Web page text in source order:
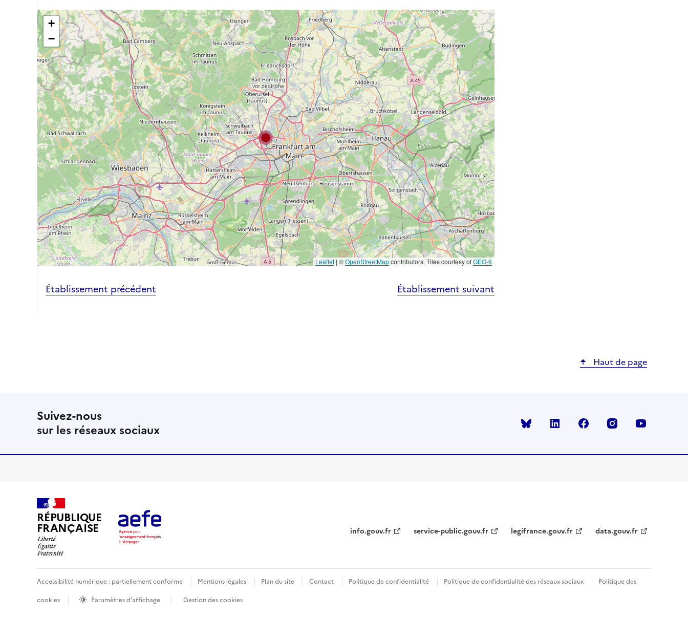
+
−
Leaflet | ©OpenStreetMapcontributors, Tiles courtesy ofGEO-6
Établissement précédent Établissement suivant
Haut de page
Suivez-nous
sur les réseaux sociaux
Bluesky linkedin facebook instagram
RÉPUBLIQUE
FRANÇAISE info.gouv.fr service-public.gouv.fr legifrance.gouv.fr data.gouv.fr
Accessibilité numérique : partiellement conforme Mentions légales Plan du site Contact Politique de confidentialité Politique de confidentialité des réseaux sociaux
Politique des
cookies
Paramètres d'affichage Gestion des cookies